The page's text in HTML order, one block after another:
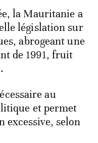
la Mauritanie a
législation sur
abrogeant une
de 1991, fruit
au
et permet
excessive, selon